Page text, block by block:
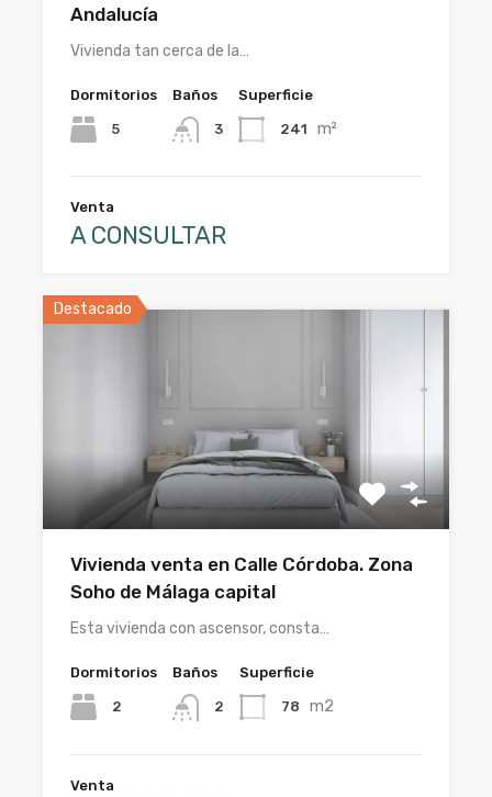
Andalucía
Vivienda tan cerca de la…
Dormitorios
5
Baños
3
Superficie
241 m²
Venta
A CONSULTAR
Destacado
Vivienda venta en Calle Córdoba. Zona
Soho de Málaga capital
Esta vivienda con ascensor, consta…
Dormitorios
2
Baños
2
Superficie
78 m2
Venta